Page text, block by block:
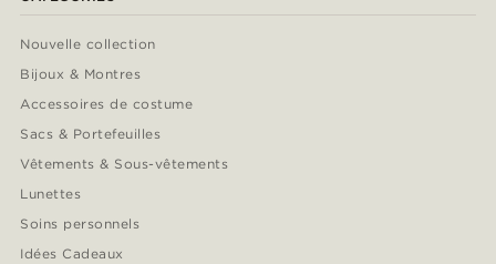
Nouvelle collection
Bijoux & Montres
Accessoires de costume
Sacs & Portefeuilles
Vêtements & Sous-vêtements
Lunettes
Soins personnels
Idées Cadeaux